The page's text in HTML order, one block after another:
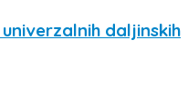
daljinskih